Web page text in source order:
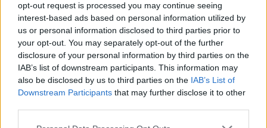
opt-out request is processed you may continue seeing
interest-based ads based on personal information utilized by
us or personal information disclosed to third parties prior to
your opt-out. You may separately opt-out of the further
disclosure of your personal information by third parties on the
IAB’s list of downstream participants. This information may
also be disclosed by us to third parties on the IAB’s List of
Downstream Participants that may further disclose it to other